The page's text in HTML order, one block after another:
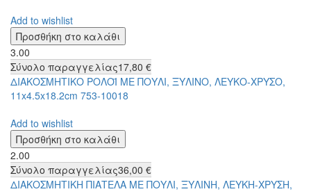
Add to wishlist
3.00
Σύνολο παραγγελίας17,80 €
ΔΙΑΚΟΣΜΗΤΙΚΟ ΡΟΛΟΪ ΜΕ ΠΟΥΛΙ, ΞΥΛΙΝΟ, ΛΕΥΚΟ-ΧΡΥΣΟ,
11x4.5x18.2cm 753-10018
Add to wishlist
2.00
Σύνολο παραγγελίας36,00 €
ΔΙΑΚΟΣΜΗΤΙΚΗ ΠΙΑΤΕΛΑ ΜΕ ΠΟΥΛΙ, ΞΥΛΙΝΗ, ΛΕΥΚΗ-ΧΡΥΣΗ,